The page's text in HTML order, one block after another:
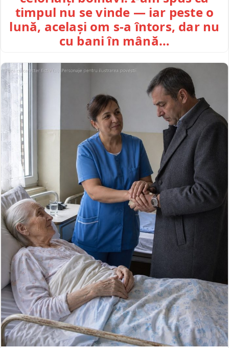
timpul nu se vinde — iar peste o
lună, același om s-a întors, dar nu
cu bani în mână…